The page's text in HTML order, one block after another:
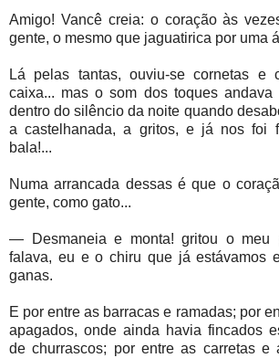
Amigo! Vancê creia: o coração às
gente, o mesmo que jaguatirica por uma
Lá pelas tantas, ouviu-se cornetas e
caixa... mas o som dos toques andava
dentro do silêncio da noite quando
a castelhanada, a gritos, e já nos foi
bala!...
Numa arrancada dessas é que o
gente, como gato...
— Desmaneia e monta! gritou o meu
falava, eu e o chiru que já estávamos
ganas.
E por entre as barracas e ramadas; por
apagados, onde ainda havia fincados
de churrascos; por entre as carretas e